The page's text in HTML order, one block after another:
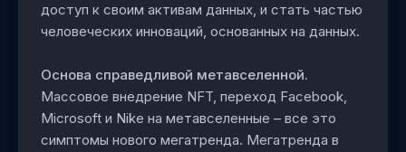
доступ к своим активам данных, и стать частью
человеческих инноваций, основанных на данных.
Основа справедливой метавселенной.
Массовое внедрение NFT, переход Facebook,
Microsoft и Nike на метавселенные – все это
симптомы нового мегатренда. Мегатренда в